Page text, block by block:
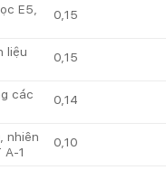
E5,
0,15
liệu
0,15
các
0,14
nhiên
A-1
0,10